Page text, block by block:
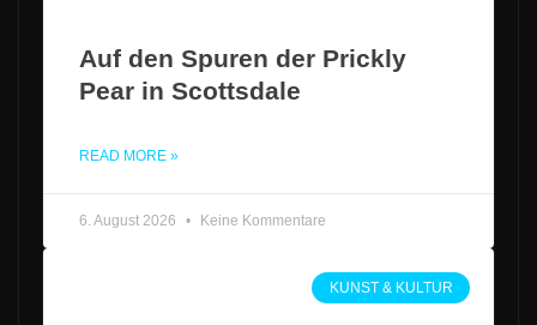
Auf den Spuren der Prickly
Pear in Scottsdale
READ MORE »
6. August 2026 Keine Kommentare
KUNST & KULTUR